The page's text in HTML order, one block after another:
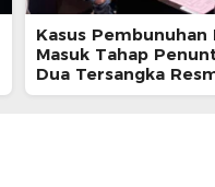
Kasus Pembunuhan
Masuk Tahap
Dua Tersangka
Dilimpahkan ke